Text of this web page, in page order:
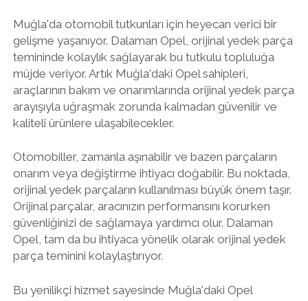
Muğla'da otomobil tutkunları için heyecan verici bir
gelişme yaşanıyor. Dalaman Opel, orijinal yedek parça
temininde kolaylık sağlayarak bu tutkulu topluluğa
müjde veriyor. Artık Muğla'daki Opel sahipleri,
araçlarının bakım ve onarımlarında orijinal yedek parça
arayışıyla uğraşmak zorunda kalmadan güvenilir ve
kaliteli ürünlere ulaşabilecekler.
Otomobiller, zamanla aşınabilir ve bazen parçaların
onarım veya değiştirme ihtiyacı doğabilir. Bu noktada,
orijinal yedek parçaların kullanılması büyük önem taşır.
Orijinal parçalar, aracınızın performansını korurken
güvenliğinizi de sağlamaya yardımcı olur. Dalaman
Opel, tam da bu ihtiyaca yönelik olarak orijinal yedek
parça teminini kolaylaştırıyor.
Bu yenilikçi hizmet sayesinde Muğla'daki Opel